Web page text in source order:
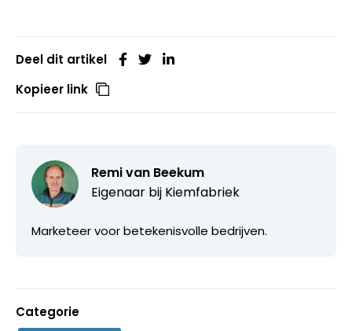
Deel dit artikel
Kopieer link
Remi van Beekum
Eigenaar bij Kiemfabriek
Marketeer voor betekenisvolle bedrijven.
Categorie